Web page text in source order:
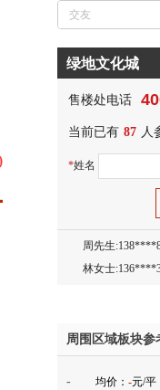
绿地文化城
售楼处电话
当前已有 87 人
*姓名
胡先生
邓先生
蒋女士
陈先生
章先生
周先生
林女士
魏女士
吴先生
韩女士
周围区域板块参
- 均价： -元/平